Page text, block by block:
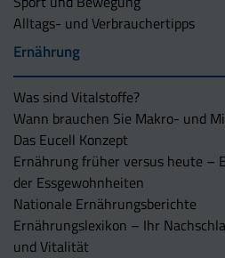
Alltags- und Verbrauchertipps
Ernährung
Was sind Vitalstoffe?
Wann brauchen Sie Makro- und
Das Eucell Konzept
Ernährung früher versus heute –
der Essgewohnheiten
Nationale Ernährungsberichte
Ernährungslexikon – Ihr
und Vitalität